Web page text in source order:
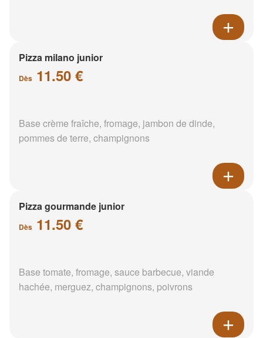
Pizza milano junior
Dès 11.50 €
Base crème fraîche, fromage, jambon de dinde,
pommes de terre, champignons
Pizza gourmande junior
Dès 11.50 €
Base tomate, fromage, sauce barbecue, viande
hachée, merguez, champignons, poivrons